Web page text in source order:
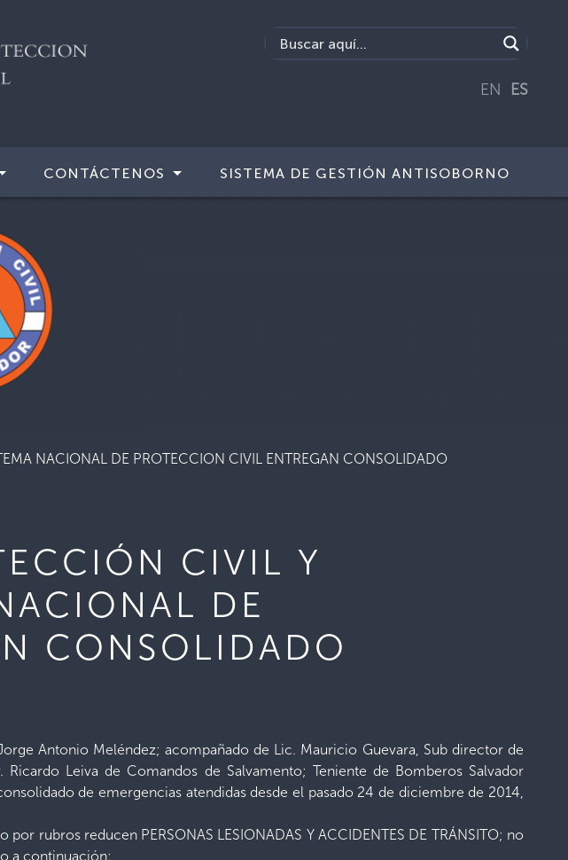
EN ES
CONTÁCTENOS SISTEMA DE GESTIÓN ANTISOBORNO
NACIONAL DE PROTECCION CIVIL ENTREGAN CONSOLIDADO
CIVIL Y
DE
CONSOLIDADO
Antonio Meléndez; acompañado de Lic. Mauricio Guevara, Sub director de
Leiva de Comandos de Salvamento; Teniente de Bomberos Salvador
de emergencias atendidas desde el pasado 24 de diciembre de 2014,
rubros reducen PERSONAS LESIONADAS Y ACCIDENTES DE TRÁNSITO; no
a continuación: